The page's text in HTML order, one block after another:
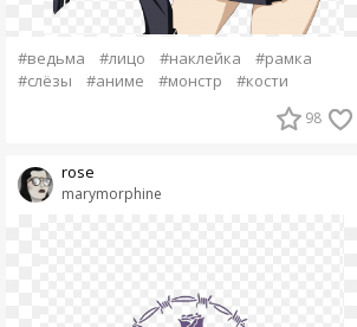
#ведьма #лицо #наклейка
#рамка
#слёзы
#аниме #монстр #кости
98
marymorphine
rose